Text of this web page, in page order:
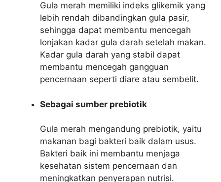
Gula merah memiliki indeks glikemik yang
lebih rendah dibandingkan gula pasir,
sehingga dapat membantu mencegah
lonjakan kadar gula darah setelah makan.
Kadar gula darah yang stabil dapat
membantu mencegah gangguan
pencernaan seperti diare atau sembelit.
Sebagai sumber prebiotik
Gula merah mengandung prebiotik, yaitu
makanan bagi bakteri baik dalam usus.
Bakteri baik ini membantu menjaga
kesehatan sistem pencernaan dan
meningkatkan penyerapan nutrisi.